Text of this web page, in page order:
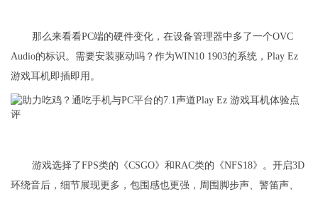
那么来看看PC端的硬件变化，在设备管理器中多了一个OVC
Audio的标识。需要安装驱动吗？作为WIN10 1903的系统，Play Ez
游戏耳机即插即用。
游戏选择了FPS类的《CSGO》和RAC类的《NFS18》。开启3D
环绕音后，细节展现更多，包围感也更强，周围脚步声、警笛声、